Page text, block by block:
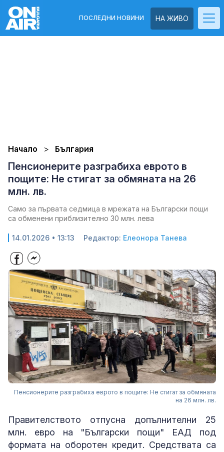
НА ЖИВО
ПОСЛЕДНИ НОВИНИ
Начало България
Пенсионерите разграбиха еврото в
пощите: Не стигат за обмяната на 26
млн. лв.
Само за първата седмица в мрежата на Български пощи
са обменени приблизително 30 млн. лева
14.01.2026 • 13:13 Редактор: Елеонора Танева
Пенсионерите разграбиха еврото в пощите: Не стигат за обмяната
на 26 млн. лв.
Правителството отпусна допълнителни 25
млн. евро на "Български пощи" ЕАД под
формата на оборотен кредит. Средствата са